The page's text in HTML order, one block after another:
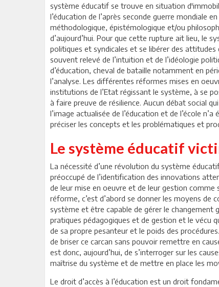
système éducatif se trouve en situation
l’éducation de l’après seconde guerre mondiale
méthodologique, épistémologique et/ou
d’aujourd’hui. Pour que cette rupture ait lieu, le
politiques et syndicales et se libérer des
souvent relevé de l’intuition et de l’idéologie
d’éducation, cheval de bataille notamment en
l’analyse. Les différentes réformes mises en
institutions de l’Etat régissant le système, à se
à faire preuve de résilience. Aucun débat social
l’image actualisée de l’éducation et de l’école
préciser les concepts et les problématiques et
Le système éducatif
La nécessité d’une révolution du système
préoccupé de l’identification des innovations
de leur mise en oeuvre et de leur gestion comme
réforme, c’est d’abord se donner les moyens
système et être capable de gérer le changement
pratiques pédagogiques et de gestion et le vécu
de sa propre pesanteur et le poids des
de briser ce carcan sans pouvoir remettre en
est donc, aujourd’hui, de s’interroger sur les
maîtrise du système et de mettre en place les
Le droit d’accès à l’éducation est un droit